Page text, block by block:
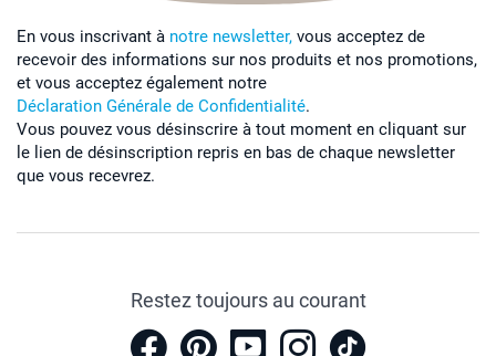
En vous inscrivant à notre newsletter, vous acceptez de
recevoir des informations sur nos produits et nos promotions,
et vous acceptez également notre
Déclaration Générale de Confidentialité.
Vous pouvez vous désinscrire à tout moment en cliquant sur
le lien de désinscription repris en bas de chaque newsletter
que vous recevrez.
Restez toujours au courant